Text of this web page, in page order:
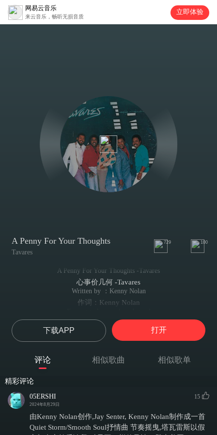
网易云音乐
来云音乐，畅听无损音质
立即体验
A Penny For Your Thoughts
Tavares
729 100
A Penny For Your Thoughts -Tavares
心事价几何 -Tavares
Written by ：Kenny Nolan
作词：Kenny Nolan
我必须确认这段关系
I just got to know where I am with you
只想明确你对我的心意
用一分钱买你的心事 五分钱换一个吻
Penny for your thoughts a nickel for a kiss
一分钱买你的心事 五分钱换一个吻
A dime if you tell me that you love me
若说爱我 就给一毛钱
下载APP 打开
评论 相似歌曲 相似歌单
精彩评论
05ERSHI
2024年8月29日
15
由Kenny Nolan创作,Jay Senter, Kenny Nolan制作成一首
Quiet Storm/Smooth Soul抒情曲 节奏摇曳,塔瓦雷斯以假